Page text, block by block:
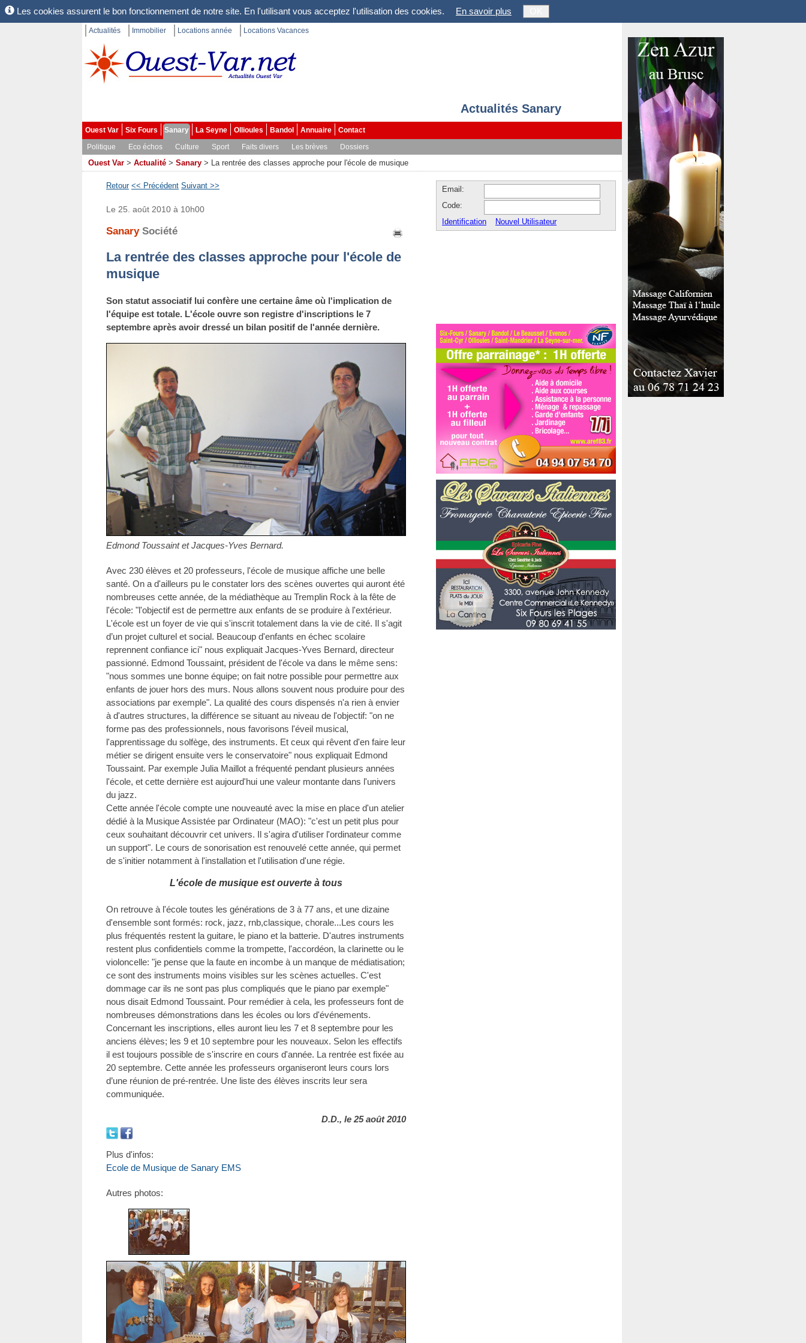
Les cookies assurent le bon fonctionnement de notre site. En l'utilisant vous acceptez l'utilisation des cookies. En savoir plus
Actualités Immobilier Locations année Locations Vacances
Actualités Sanary
Ouest Var Six Fours Sanary La Seyne Ollioules Bandol Annuaire
Contact
Politique
Eco échos Culture Sport Faits divers Les brèves Dossiers
Ouest Var > Actualité > Sanary > La rentrée des classes approche pour l'école de musique
Retour << Précédent Suivant >>
Le 25. août 2010 à 10h00
Sanary Société
La rentrée des classes approche pour l'école de
musique
Son statut associatif lui confère une certaine âme où l'implication de
l'équipe est totale. L'école ouvre son registre d'inscriptions le 7
septembre après avoir dressé un bilan positif de l'année dernière.
Edmond Toussaint et Jacques-Yves Bernard.
Avec 230 élèves et 20 professeurs, l'école de musique affiche une belle
santé. On a d'ailleurs pu le constater lors des scènes ouvertes qui auront été
nombreuses cette année, de la médiathèque au Tremplin Rock à la fête de
l'école: "l'objectif est de permettre aux enfants de se produire à l'extérieur.
L'école est un foyer de vie qui s'inscrit totalement dans la vie de cité. Il s'agit
d’un projet culturel et social. Beaucoup d'enfants en échec scolaire
reprennent confiance ici" nous expliquait Jacques-Yves Bernard, directeur
passionné. Edmond Toussaint, président de l'école va dans le même sens:
"nous sommes une bonne équipe; on fait notre possible pour permettre aux
enfants de jouer hors des murs. Nous allons souvent nous produire pour des
associations par exemple". La qualité des cours dispensés n'a rien à envier
à d'autres structures, la différence se situant au niveau de l'objectif: "on ne
forme pas des professionnels, nous favorisons l'éveil musical,
l'apprentissage du solfège, des instruments. Et ceux qui rêvent d'en faire leur
métier se dirigent ensuite vers le conservatoire" nous expliquait Edmond
Toussaint. Par exemple Julia Maillot a fréquenté pendant plusieurs années
l'école, et cette dernière est aujourd'hui une valeur montante dans l'univers
du jazz.
Cette année l'école compte une nouveauté avec la mise en place d'un atelier
dédié à la Musique Assistée par Ordinateur (MAO): "c'est un petit plus pour
ceux souhaitant découvrir cet univers. Il s'agira d'utiliser l'ordinateur comme
un support". Le cours de sonorisation est renouvelé cette année, qui permet
de s'initier notamment à l'installation et l'utilisation d'une régie.
L'école de musique est ouverte à tous
On retrouve à l'école toutes les générations de 3 à 77 ans, et une dizaine
d'ensemble sont formés: rock, jazz, rnb,classique, chorale...Les cours les
plus fréquentés restent la guitare, le piano et la batterie. D'autres instruments
restent plus confidentiels comme la trompette, l'accordéon, la clarinette ou le
violoncelle: "je pense que la faute en incombe à un manque de médiatisation;
ce sont des instruments moins visibles sur les scènes actuelles. C'est
dommage car ils ne sont pas plus compliqués que le piano par exemple"
nous disait Edmond Toussaint. Pour remédier à cela, les professeurs font de
nombreuses démonstrations dans les écoles ou lors d'événements.
Concernant les inscriptions, elles auront lieu les 7 et 8 septembre pour les
anciens élèves; les 9 et 10 septembre pour les nouveaux. Selon les effectifs
il est toujours possible de s'inscrire en cours d'année. La rentrée est fixée au
20 septembre. Cette année les professeurs organiseront leurs cours lors
d’une réunion de pré-rentrée. Une liste des élèves inscrits leur sera
communiquée.
D.D., le 25 août 2010
Plus d'infos:
Ecole de Musique de Sanary EMS
Autres photos:
Email:
Code:
Identification
Nouvel Utilisateur